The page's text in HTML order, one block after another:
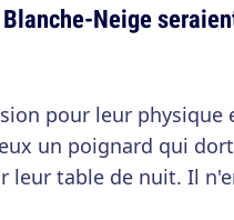
Neige
pour leur physique
un poignard qui dort
leur table de nuit. Il